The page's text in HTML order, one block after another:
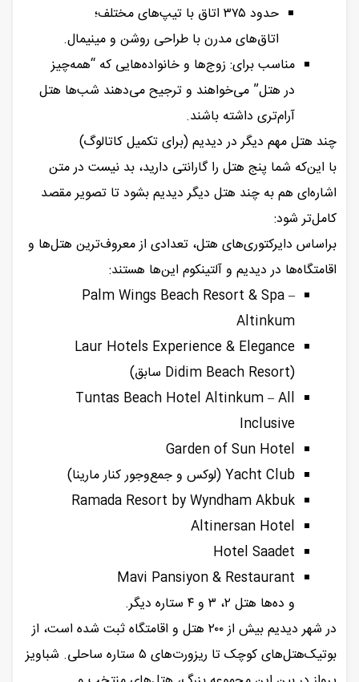
حدود ۳۷۵ اتاق با تیپ‌های مختلف؛
اتاق‌های مدرن با طراحی روشن و مینیمال.
مناسب برای: زوج‌ها و خانواده‌هایی که “همه‌چیز
در هتل” می‌خواهند و ترجیح می‌دهند شب‌ها هتل
آرام‌تری داشته باشند.
چند هتل مهم دیگر در دیدیم (برای تکمیل کاتالوگ)
با این‌که شما پنج هتل را گارانتی دارید، بد نیست در متن
اشاره‌ای هم به چند هتل دیگر دیدیم بشود تا تصویر مقصد
کامل‌‌تر شود:
براساس دایرکتوری‌های هتل، تعدادی از معروف‌ترین هتل‌ها و
اقامتگاه‌ها در دیدیم و آلتینکوم این‌ها هستند:
Palm Wings Beach Resort & Spa –
Altinkum
Laur Hotels Experience & Elegance
(Didim Beach Resort سابق)
Tuntas Beach Hotel Altinkum – All
Inclusive
Garden of Sun Hotel
Yacht Club (لوکس و جمع‌وجور کنار مارینا)
Ramada Resort by Wyndham Akbuk
Altinersan Hotel
Hotel Saadet
Mavi Pansiyon & Restaurant
و ده‌ها هتل ۲، ۳ و ۴ ستاره دیگر.
در شهر دیدیم بیش از ۲۰۰ هتل و اقامتگاه ثبت شده است، از
بوتیک‌هتل‌های کوچک تا ریزورت‌های ۵ ستاره ساحلی. شباویز